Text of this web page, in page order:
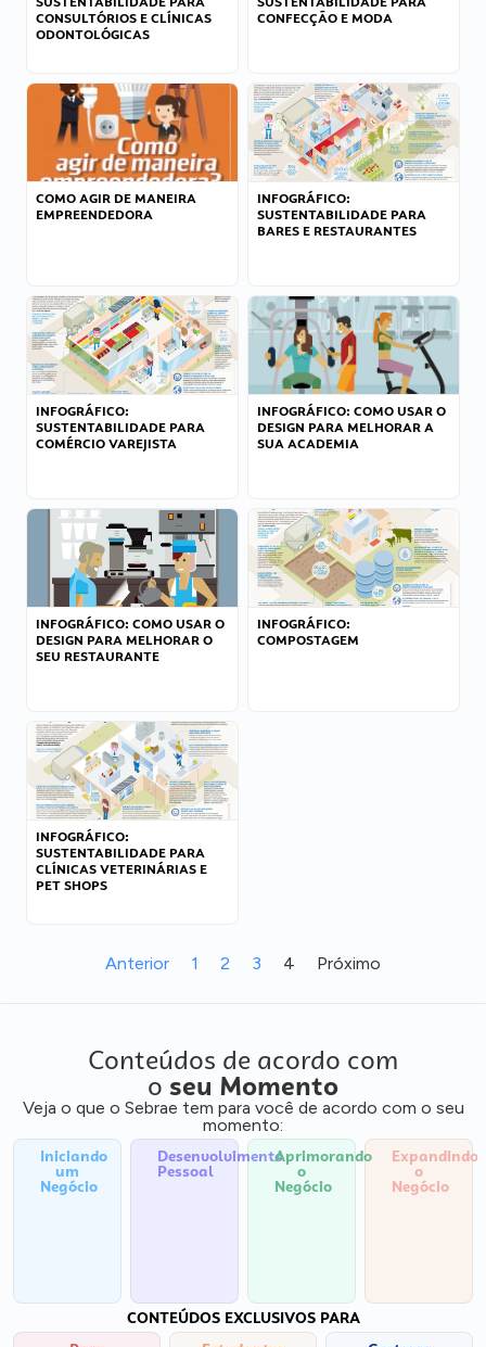
CONSULTÓRIOS E CLÍNICAS
ODONTOLÓGICAS
CONFECÇÃO E MODA
COMO AGIR DE MANEIRA
EMPREENDEDORA
INFOGRÁFICO:
SUSTENTABILIDADE PARA
BARES E RESTAURANTES
INFOGRÁFICO:
SUSTENTABILIDADE PARA
COMÉRCIO VAREJISTA
INFOGRÁFICO: COMO USAR O
DESIGN PARA MELHORAR A
SUA ACADEMIA
INFOGRÁFICO: COMO USAR O
DESIGN PARA MELHORAR O
SEU RESTAURANTE
INFOGRÁFICO:
COMPOSTAGEM
INFOGRÁFICO:
SUSTENTABILIDADE PARA
CLÍNICAS VETERINÁRIAS E
PET SHOPS
Anterior 1 2 3 4 Próximo
Conteúdos de acordo com
o seu Momento
Veja o que o Sebrae tem para você de acordo com o seu
momento:
Iniciando
um
Negócio
Desenvolvimento
Pessoal
Aprimorando
o
Negócio
Expandindo
o
Negócio
CONTEÚDOS EXCLUSIVOS PARA